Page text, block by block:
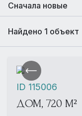
Сначала новые
Найдено 1 объект
ДОМ, 720 М²
ID 115006